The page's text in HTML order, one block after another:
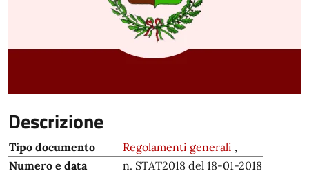
Descrizione
Tipo documento Regolamenti generali ,
Numero e data
n. STAT2018 del 18-01-2018